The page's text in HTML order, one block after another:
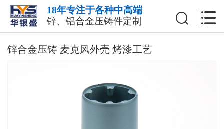
18年专注于各种中高端
锌、铝合金压铸件定制
锌合金压铸 麦克风外壳 烤漆工艺